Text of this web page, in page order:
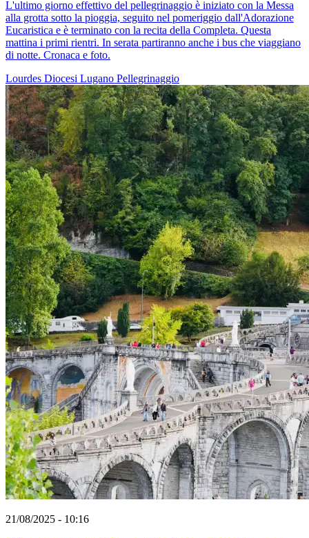
L'ultimo giorno effettivo del pellegrinaggio è iniziato con la Messa
alla grotta sotto la pioggia, seguito nel pomeriggio dall'Adorazione
Eucaristica e è terminato con la recita della Completa. Questa
mattina i primi rientri. In serata partiranno anche i bus che viaggiano
di notte. Cronaca e foto.
Lourdes Diocesi Lugano Pellegrinaggio
21/08/2025 - 10:16